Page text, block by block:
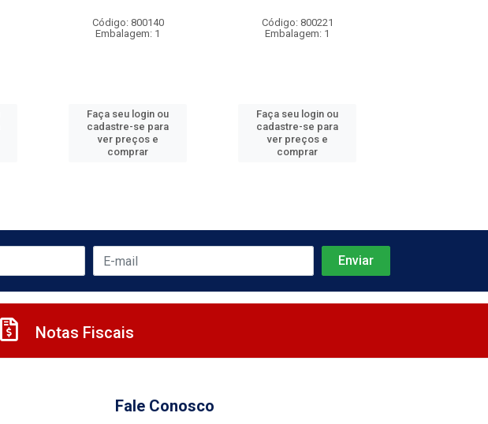
Código: 800140
Embalagem: 1
Faça seu login ou
cadastre-se para
ver preços e
comprar
Código: 800221
Embalagem: 1
Faça seu login ou
cadastre-se para
ver preços e
comprar
Notas Fiscais
Fale Conosco